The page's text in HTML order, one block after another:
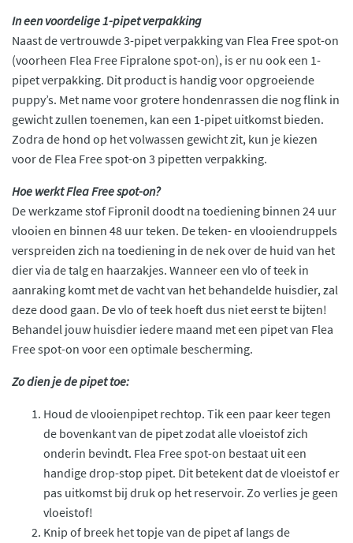
In eenvoordelige 1-pipet verpakking
Naast de vertrouwde 3-pipet verpakking van Flea Free spot-on
(voorheen Flea Free Fipralone spot-on), is er nu ook een 1-
pipet verpakking. Dit product is handig voor opgroeiende
puppy’s. Met name voor grotere hondenrassen die nog flink in
gewicht zullen toenemen, kan een 1-pipet uitkomst bieden.
Zodra de hond op het volwassen gewicht zit, kun je kiezen
voor de Flea Free spot-on 3 pipetten verpakking.
Hoe werkt Flea Free spot-on?
De werkzame stof Fipronil doodt na toediening binnen 24 uur
vlooien en binnen 48 uur teken. De teken- en vlooiendruppels
verspreiden zich na toediening in de nek over de huid van het
dier via de talg en haarzakjes. Wanneer een vlo of teek in
aanraking komt met de vacht van het behandelde huisdier, zal
deze dood gaan. De vlo of teek hoeft dus niet eerst te bijten!
Behandel jouw huisdier iedere maand met een pipet van Flea
Free spot-on voor een optimale bescherming.
Zo dien je de pipet toe:
Houd de vlooienpipet rechtop. Tik een paar keer tegen
de bovenkant van de pipet zodat alle vloeistof zich
onderin bevindt. Flea Free spot-on bestaat uit een
handige drop-stop pipet. Dit betekent dat de vloeistof er
pas uitkomst bij druk op het reservoir. Zo verlies je geen
vloeistof!
Knip of breek het topje van de pipet af langs de